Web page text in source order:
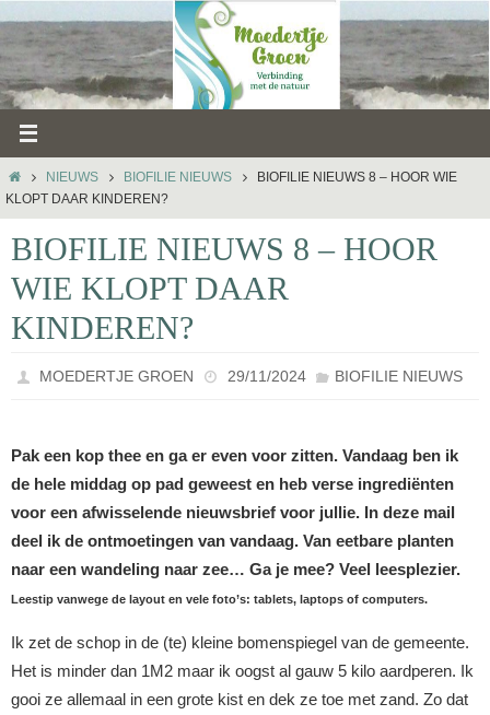
naar
inhoud
HOMENIEUWS BIOFILIE NIEUWS
BIOFILIE NIEUWS 8 – HOOR WIE
KLOPT DAAR KINDEREN?
BIOFILIE NIEUWS 8 – HOOR
WIE KLOPT DAAR
KINDEREN?
MOEDERTJE GROEN 29/11/2024 BIOFILIE NIEUWS
Pak een kop thee en ga er even voor zitten. Vandaag ben ik
de hele middag op pad geweest en heb verse ingrediënten
voor een afwisselende nieuwsbrief voor jullie. In deze mail
deel ik de ontmoetingen van vandaag. Van eetbare planten
naar een wandeling naar zee… Ga je mee? Veel leesplezier.
Leestip vanwege de layout en vele foto’s: tablets, laptops of computers.
Ik zet de schop in de (te) kleine bomenspiegel van de gemeente.
Het is minder dan 1M2 maar ik oogst al gauw 5 kilo aardperen. Ik
gooi ze allemaal in een grote kist en dek ze toe met zand. Zo dat